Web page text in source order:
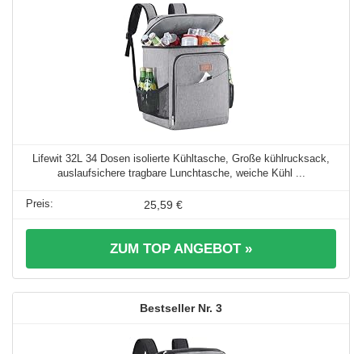
Lifewit 32L 34 Dosen isolierte Kühltasche, Große kühlrucksack,
auslaufsichere tragbare Lunchtasche, weiche Kühl ...
25,59 €
ZUM TOP ANGEBOT »
3